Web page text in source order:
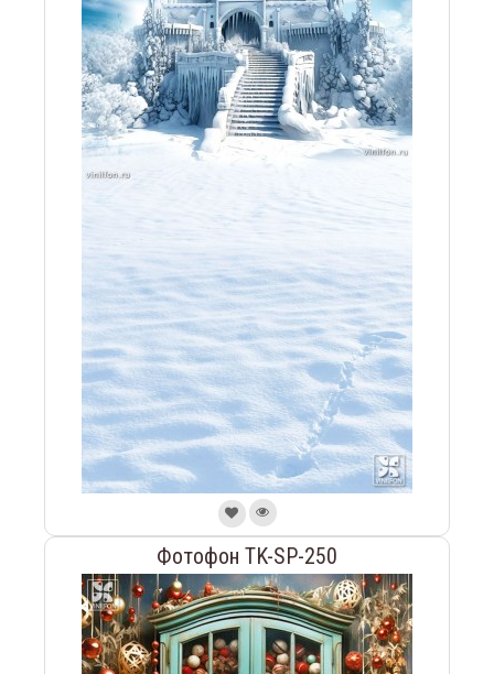
Фотофон TK-SP-250